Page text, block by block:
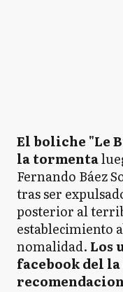
El boliche "Le
la tormenta
Fernando Báez
tras ser
posterior al
establecimiento
nomalidad. Los
facebook del